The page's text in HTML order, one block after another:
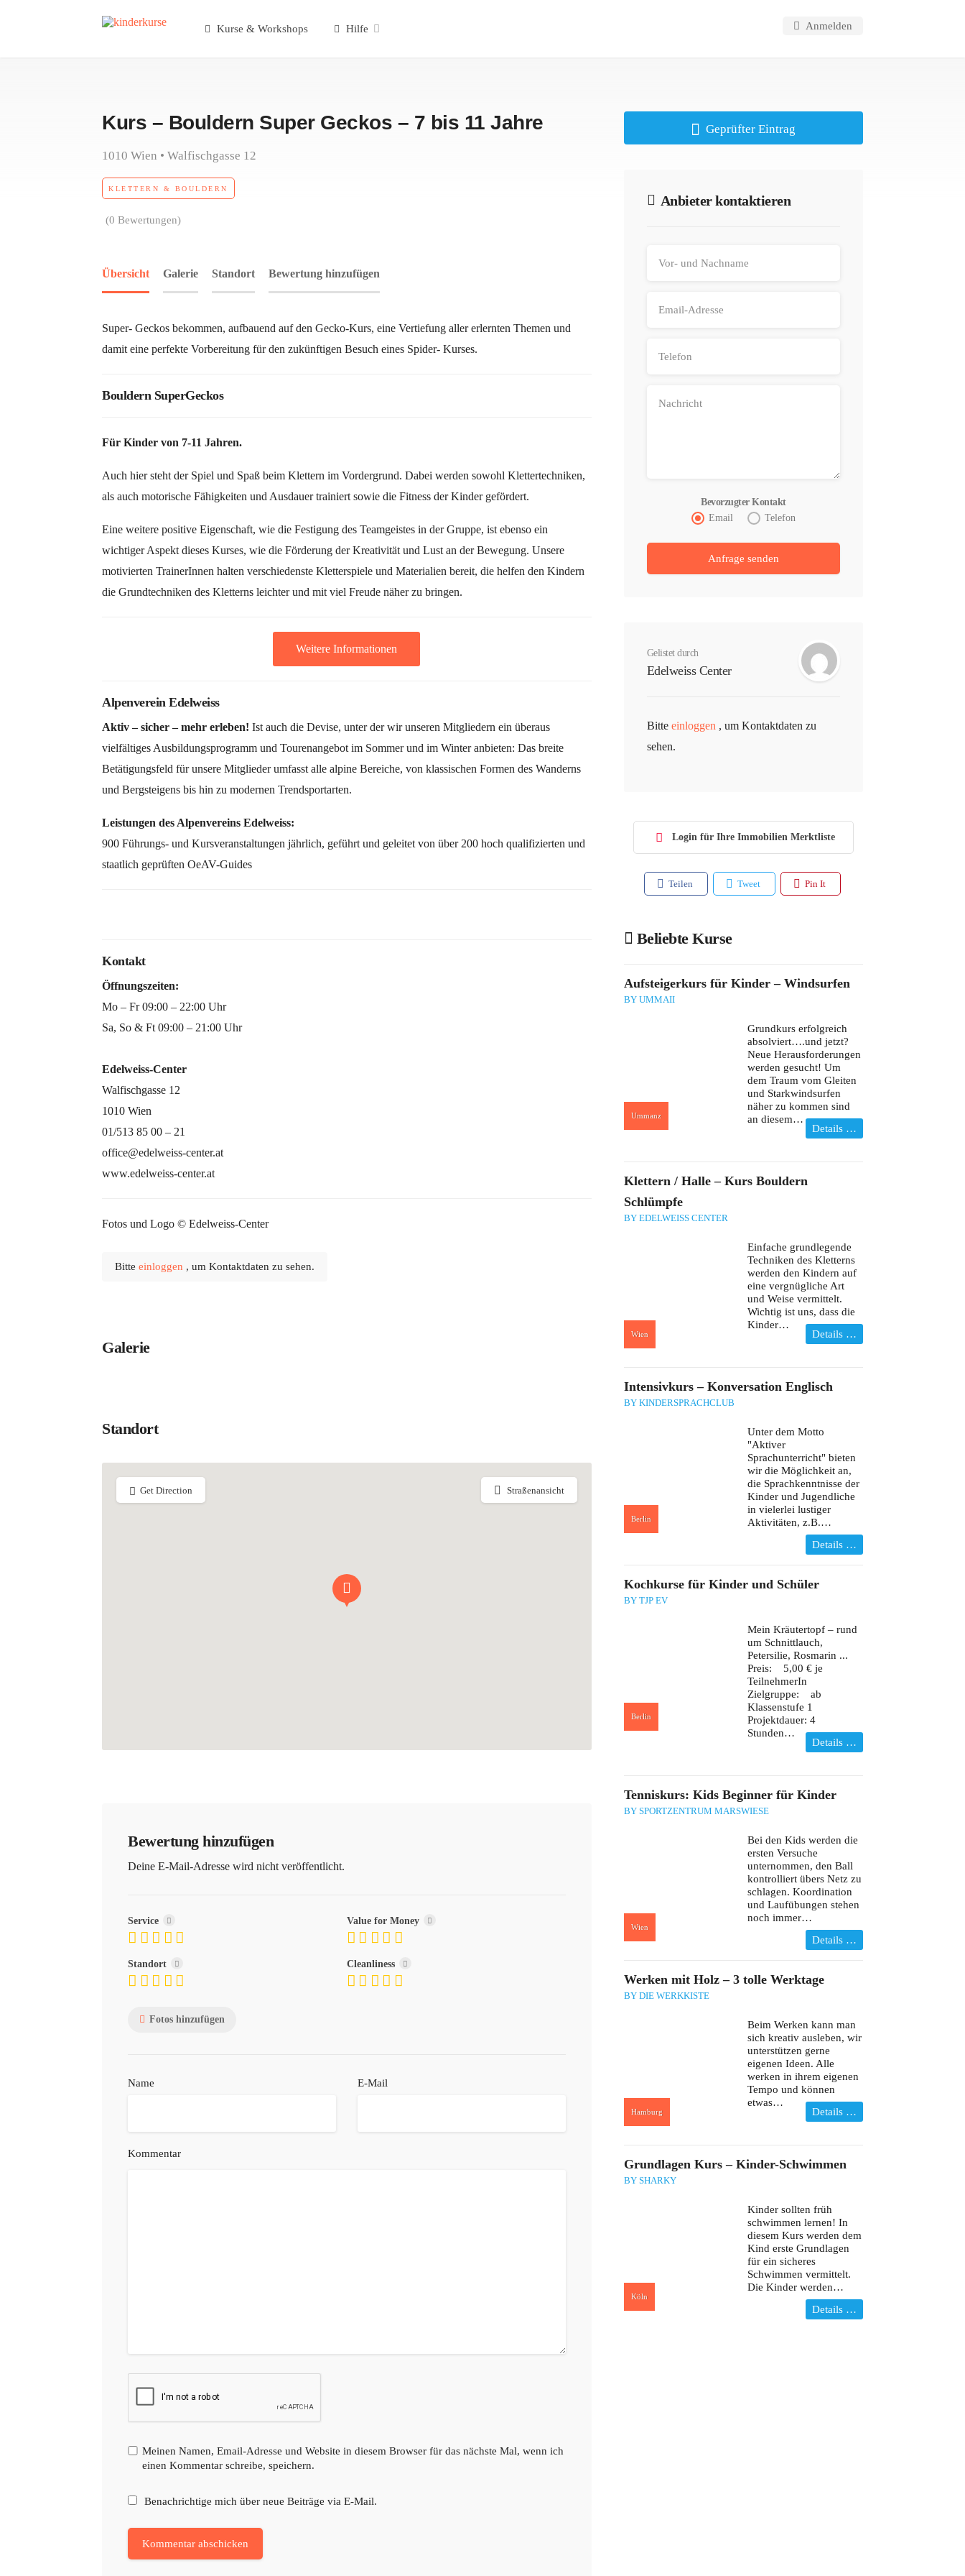
Kurse & Workshops Hilfe Anmelden
Kurs – Bouldern Super Geckos – 7 bis 11 Jahre
1010 Wien • Walfischgasse 12
KLETTERN & BOULDERN
(0 Bewertungen)
Übersicht Galerie Standort Bewertung hinzufügen
Super- Geckos bekommen, aufbauend auf den Gecko-Kurs, eine Vertiefung aller erlernten Themen und
damit eine perfekte Vorbereitung für den zukünftigen Besuch eines Spider- Kurses.
Bouldern SuperGeckos
Für Kinder von 7-11 Jahren.
Auch hier steht der Spiel und Spaß beim Klettern im Vordergrund. Dabei werden sowohl Klettertechniken,
als auch motorische Fähigkeiten und Ausdauer trainiert sowie die Fitness der Kinder gefördert.
Eine weitere positive Eigenschaft, wie die Festigung des Teamgeistes in der Gruppe, ist ebenso ein
wichtiger Aspekt dieses Kurses, wie die Förderung der Kreativität und Lust an der Bewegung. Unsere
motivierten TrainerInnen halten verschiedenste Kletterspiele und Materialien bereit, die helfen den Kindern
die Grundtechniken des Kletterns leichter und mit viel Freude näher zu bringen.
Weitere Informationen
Alpenverein Edelweiss
Aktiv – sicher – mehr erleben! Ist auch die Devise, unter der wir unseren Mitgliedern ein überaus
vielfältiges Ausbildungsprogramm und Tourenangebot im Sommer und im Winter anbieten: Das breite
Betätigungsfeld für unsere Mitglieder umfasst alle alpine Bereiche, von klassischen Formen des Wanderns
und Bergsteigens bis hin zu modernen Trendsportarten.
Leistungen des Alpenvereins Edelweiss:
900 Führungs- und Kursveranstaltungen jährlich, geführt und geleitet von über 200 hoch qualifizierten und
staatlich geprüften OeAV-Guides
Kontakt
Öffnungszeiten:
Mo – Fr 09:00 – 22:00 Uhr
Sa, So & Ft 09:00 – 21:00 Uhr
Edelweiss-Center
Walfischgasse 12
1010 Wien
01/513 85 00 – 21
office@edelweiss-center.at
www.edelweiss-center.at
Fotos und Logo © Edelweiss-Center
Bitte einloggen , um Kontaktdaten zu sehen.
Galerie
Standort
Straßenansicht
Get Direction
Bewertung hinzufügen
Deine E-Mail-Adresse wird nicht veröffentlicht.
Service Value for Money
Standort Cleanliness
Fotos hinzufügen
Name E-Mail
Kommentar
Meinen Namen, Email-Adresse und Website in diesem Browser für das nächste Mal, wenn ich
einen Kommentar schreibe, speichern.
Benachrichtige mich über neue Beiträge via E-Mail.
Geprüfter Eintrag
Anbieter kontaktieren
Bevorzugter Kontakt
Email
Telefon
Gelistet durch
Edelweiss Center
Bitte einloggen , um Kontaktdaten zu
sehen.
Login für Ihre Immobilien Merktliste
Teilen Tweet Pin It
Beliebte Kurse
Aufsteigerkurs für Kinder – Windsurfen
BY UMMAII
Ummanz
Grundkurs erfolgreich
absolviert….und jetzt?
Neue Herausforderungen
werden gesucht! Um
dem Traum vom Gleiten
und Starkwindsurfen
näher zu kommen sind
an diesem…
Details …
Klettern / Halle – Kurs Bouldern
Schlümpfe
BY EDELWEISS CENTER
Wien
Einfache grundlegende
Techniken des Kletterns
werden den Kindern auf
eine vergnügliche Art
und Weise vermittelt.
Wichtig ist uns, dass die
Kinder…
Details …
Intensivkurs – Konversation Englisch
BY KINDERSPRACHCLUB
Berlin
Unter dem Motto
"Aktiver
Sprachunterricht" bieten
wir die Möglichkeit an,
die Sprachkenntnisse der
Kinder und Jugendliche
in vielerlei lustiger
Aktivitäten, z.B.…
Details …
Kochkurse für Kinder und Schüler
BY TJP EV
Berlin
Mein Kräutertopf – rund
um Schnittlauch,
Petersilie, Rosmarin ...
Preis: 5,00 € je
TeilnehmerIn
Zielgruppe: ab
Klassenstufe 1
Projektdauer: 4
Stunden…
Details …
Tenniskurs: Kids Beginner für Kinder
BY SPORTZENTRUM MARSWIESE
Wien
Bei den Kids werden die
ersten Versuche
unternommen, den Ball
kontrolliert übers Netz zu
schlagen. Koordination
und Laufübungen stehen
noch immer…
Details …
Werken mit Holz – 3 tolle Werktage
BY DIE WERKKISTE
Hamburg
Beim Werken kann man
sich kreativ ausleben, wir
unterstützen gerne
eigenen Ideen. Alle
werken in ihrem eigenen
Tempo und können
etwas…
Details …
Grundlagen Kurs – Kinder-Schwimmen
BY SHARKY
Köln
Kinder sollten früh
schwimmen lernen! In
diesem Kurs werden dem
Kind erste Grundlagen
für ein sicheres
Schwimmen vermittelt.
Die Kinder werden…
Details …